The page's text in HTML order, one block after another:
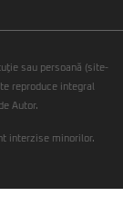
sau persoană (site-
reproduce integral
Autor.
interzise minorilor.